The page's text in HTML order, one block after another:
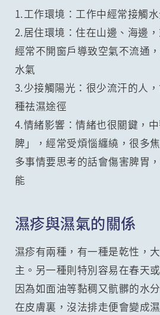
1.工作環境：工作中經常接觸
2.居住環境：住在山邊、海邊
經常不開窗戶導致空氣不流通
水氣
3.少接觸陽光：很少流汗的人
種祛濕途徑
4.情緒影響：情緒也很關鍵，
脾」，經常受煩惱纏繞，很多
多事情要思考的話會傷害脾胃
能
濕疹與濕氣的關係
濕疹有兩種，有一種是乾性，
主。另一種則特別容易在春天
因為如面油等黏稠又骯髒的水
在皮膚裏，沒法排走便會變成